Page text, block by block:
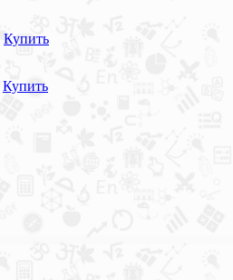
Купить
Купить